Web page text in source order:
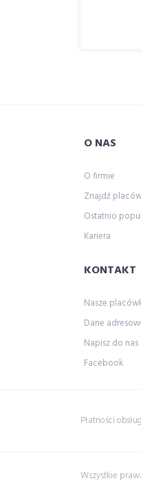
O NAS
O firmie
Znajdź
Ostatnio
Kariera
KONTAKT
Nasze
Dane
Napisz do nas
Facebook
Płatności
Wszystkie